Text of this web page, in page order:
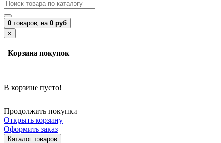
0 товаров, на 0 руб
×
Корзина покупок
В корзине пусто!
Продолжить покупки
Открыть корзину
Оформить заказ
Каталог товаров